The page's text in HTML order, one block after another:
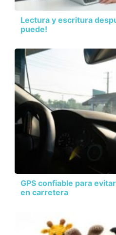
Lectura y escritura
puede!
GPS confiable para
en carretera